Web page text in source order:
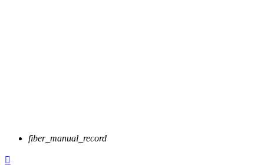
fiber_manual_record
